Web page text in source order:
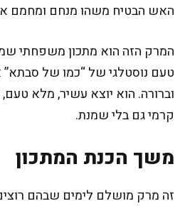
האש הבטיח משהו מנחם ומחמם
המרק הזה הוא מתכון משפחתי
טעם נוסטלגי של “כמו של
וברורה. הוא יוצא עשיר, מלא
קרמי גם בלי שמנת.
משך הכנת המתכון
זה מרק מושלם לימים שבהם